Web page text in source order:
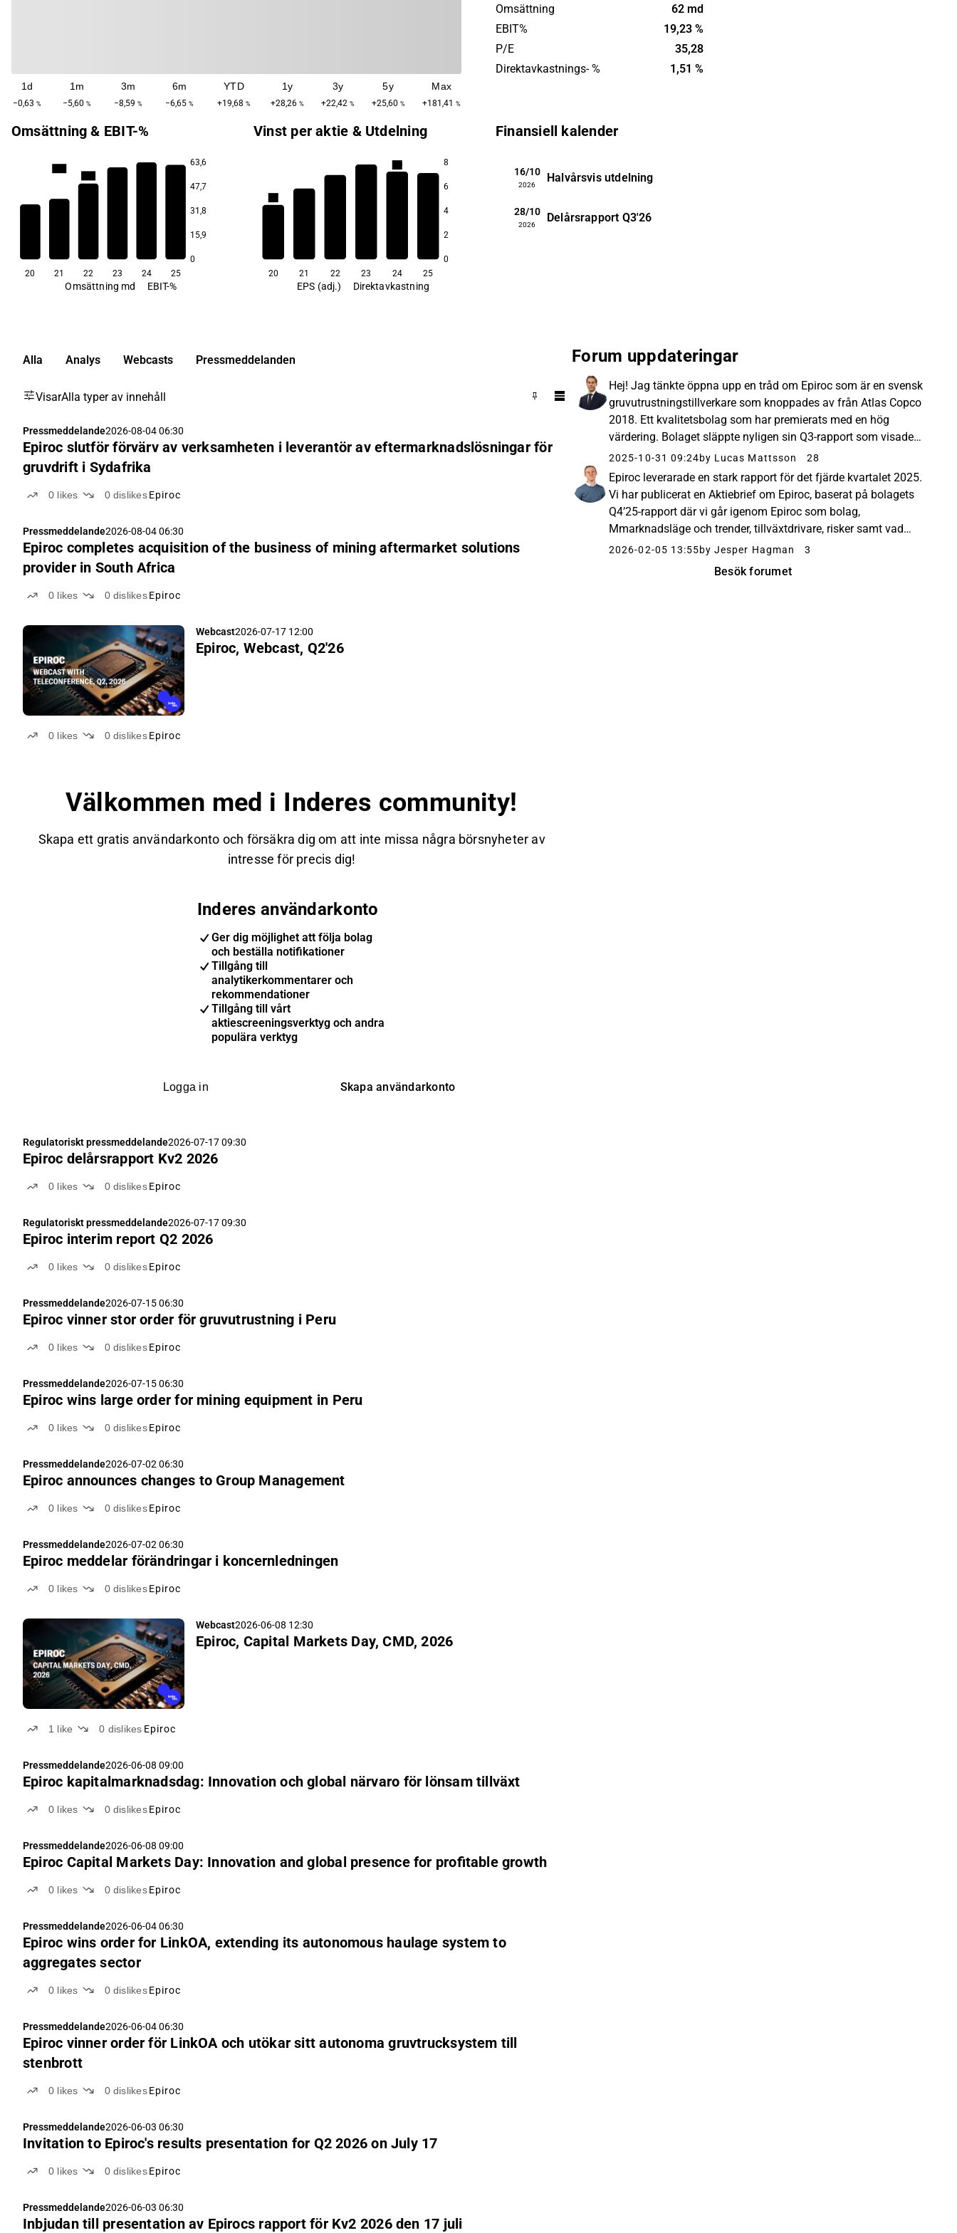
1d
−0,63 %
1m
−5,60 %
3m
−8,59 %
6m
−6,65 %
YTD
+19,68 %
1y
+28,26 %
3y
+22,42 %
5y
+25,60 %
Max
+181,41 %
Atlas Copco. Bolaget har sitt
huvudkontor i Nacka.
Omsättning
62 md
EBIT%
19,23 %
P/E
35,28
Direktavkastnings- %
1,51 %
Omsättning & EBIT-%
63,6
47,7
31,8
15,9
0
22,7
20 21 22 23 24 25
Omsättning md EBIT-%
Vinst per aktie & Utdelning
8
6
4
2
0
1,7
2,0
20 21 22 23 24 25
EPS (adj.) Direktavkastning
Finansiell kalender
16/10
2026
Halvårsvis utdelning
28/10
2026
Delårsrapport Q3'26
Alla Analys Webcasts Pressmeddelanden
VisarAlla typer av innehåll
Pressmeddelande2026-08-04 06:30
Epiroc slutför förvärv av verksamheten i leverantör av eftermarknadslösningar för
gruvdrift i Sydafrika
0 likes 0 dislikes Epiroc
Pressmeddelande2026-08-04 06:30
Epiroc completes acquisition of the business of mining aftermarket solutions
provider in South Africa
0 likes 0 dislikes Epiroc
Webcast2026-07-17 12:00
Epiroc, Webcast, Q2'26
0 likes 0 dislikes Epiroc
Välkommen med i Inderes community!
Skapa ett gratis användarkonto och försäkra dig om att inte missa några börsnyheter av
intresse för precis dig!
Inderes användarkonto
Ger dig möjlighet att följa bolag
och beställa notifikationer
Tillgång till
analytikerkommentarer och
rekommendationer
Tillgång till vårt
aktiescreeningsverktyg och andra
populära verktyg
Logga in Skapa användarkonto
Regulatoriskt pressmeddelande2026-07-17 09:30
Epiroc delårsrapport Kv2 2026
0 likes 0 dislikes Epiroc
Regulatoriskt pressmeddelande2026-07-17 09:30
Epiroc interim report Q2 2026
0 likes 0 dislikes Epiroc
Pressmeddelande2026-07-15 06:30
Epiroc vinner stor order för gruvutrustning i Peru
0 likes 0 dislikes Epiroc
Pressmeddelande2026-07-15 06:30
Epiroc wins large order for mining equipment in Peru
0 likes 0 dislikes Epiroc
Pressmeddelande2026-07-02 06:30
Epiroc announces changes to Group Management
0 likes 0 dislikes Epiroc
Pressmeddelande2026-07-02 06:30
Epiroc meddelar förändringar i koncernledningen
0 likes 0 dislikes Epiroc
Webcast2026-06-08 12:30
Epiroc, Capital Markets Day, CMD, 2026
1 like 0 dislikes Epiroc
Pressmeddelande2026-06-08 09:00
Epiroc kapitalmarknadsdag: Innovation och global närvaro för lönsam tillväxt
0 likes 0 dislikes Epiroc
Pressmeddelande2026-06-08 09:00
Epiroc Capital Markets Day: Innovation and global presence for profitable growth
0 likes 0 dislikes Epiroc
Pressmeddelande2026-06-04 06:30
Epiroc wins order for LinkOA, extending its autonomous haulage system to
aggregates sector
0 likes 0 dislikes Epiroc
Pressmeddelande2026-06-04 06:30
Epiroc vinner order för LinkOA och utökar sitt autonoma gruvtrucksystem till
stenbrott
0 likes 0 dislikes Epiroc
Pressmeddelande2026-06-03 06:30
Invitation to Epiroc's results presentation for Q2 2026 on July 17
0 likes 0 dislikes Epiroc
Pressmeddelande2026-06-03 06:30
Inbjudan till presentation av Epirocs rapport för Kv2 2026 den 17 juli
Forum uppdateringar
Hej! Jag tänkte öppna upp en tråd om Epiroc som är en svensk
gruvutrustningstillverkare som knoppades av från Atlas Copco
2018. Ett kvalitetsbolag som har premierats med en hög
värdering. Bolaget släppte nyligen sin Q3-rapport som visade
en organisk tillväxt i orderingången på 7%...
2025-10-31 09:24by Lucas Mattsson 28
Epiroc leverarade en stark rapport för det fjärde kvartalet 2025.
Vi har publicerat en Aktiebrief om Epiroc, baserat på bolagets
Q4’25-rapport där vi går igenom Epiroc som bolag,
Mmarknadsläge och trender, tillväxtdrivare, risker samt vad
säger pessimisten? / vad säger optimisten...
2026-02-05 13:55by Jesper Hagman 3
Besök forumet